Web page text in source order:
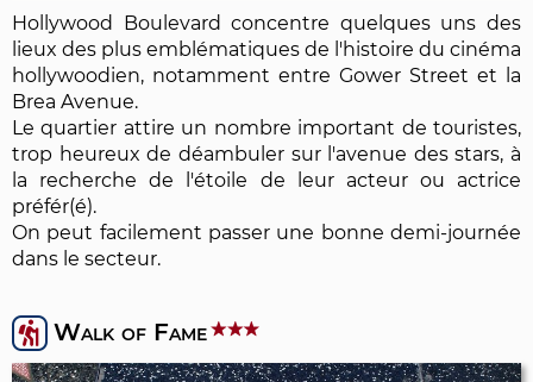
Hollywood Boulevard concentre quelques uns des
lieux des plus emblématiques de l'histoire du cinéma
hollywoodien, notamment entre Gower Street et la
Brea Avenue.
Le quartier attire un nombre important de touristes,
trop heureux de déambuler sur l'avenue des stars, à
la recherche de l'étoile de leur acteur ou actrice
préfér(é).
On peut facilement passer une bonne demi-journée
dans le secteur.
Walk of Fame